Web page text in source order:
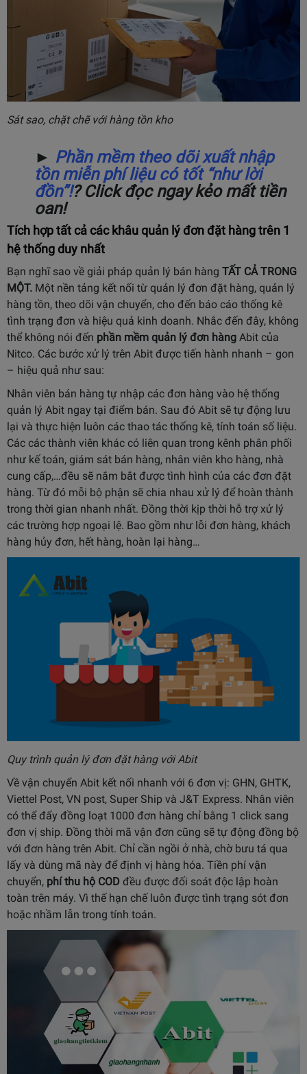
Sát sao, chặt chẽ với hàng tồn kho
► Phần mềm theo dõi xuất nhập
tồn miễn phí liệu có tốt “như lời
đồn”!? Click đọc ngay kẻo mất tiền
oan!
Tích hợp tất cả các khâu quản lý đơn đặt hàng trên 1
hệ thống duy nhất
Bạn nghĩ sao về giải pháp quản lý bán hàng TẤT CẢ TRONG
MỘT. Một nền tảng kết nối từ quản lý đơn đặt hàng, quản lý
hàng tồn, theo dõi vận chuyển, cho đến báo cáo thống kê
tình trạng đơn và hiệu quả kinh doanh. Nhắc đến đây, không
thể không nói đến phần mềm quản lý đơn hàng Abit của
Nitco. Các bước xử lý trên Abit được tiến hành nhanh – gon
– hiệu quả như sau:
Nhân viên bán hàng tự nhập các đơn hàng vào hệ thống
quản lý Abit ngay tại điểm bán. Sau đó Abit sẽ tự động lưu
lại và thực hiện luôn các thao tác thống kê, tính toán số liệu.
Các các thành viên khác có liên quan trong kênh phân phối
như kế toán, giám sát bán hàng, nhân viên kho hàng, nhà
cung cấp,…đều sẽ nắm bắt được tình hình của các đơn đặt
hàng. Từ đó mỗi bộ phận sẽ chia nhau xử lý để hoàn thành
trong thời gian nhanh nhất. Đồng thời kịp thời hỗ trợ xử lý
các trường hợp ngoại lệ. Bao gồm như lỗi đơn hàng, khách
hàng hủy đơn, hết hàng, hoàn lại hàng…
Quy trình quản lý đơn đặt hàng với Abit
Về vận chuyển Abit kết nối nhanh với 6 đơn vị: GHN, GHTK,
Viettel Post, VN post, Super Ship và J&T Express. Nhân viên
có thể đẩy đồng loạt 1000 đơn hàng chỉ bằng 1 click sang
đơn vị ship. Đồng thời mã vận đơn cũng sẽ tự động đồng bộ
với đơn hàng trên Abit. Chỉ cần ngồi ở nhà, chờ bưu tá qua
lấy và dùng mã này để định vị hàng hóa. Tiền phí vận
chuyển, phí thu hộ COD đều được đối soát độc lập hoàn
toàn trên máy. Vì thế hạn chế luôn được tình trạng sót đơn
hoặc nhầm lẫn trong tính toán.